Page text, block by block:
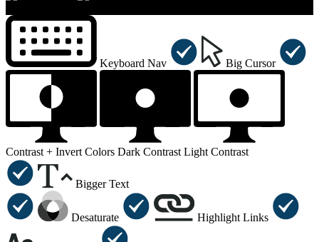
Keyboard Nav Big Cursor
Contrast + Invert Colors Dark Contrast Light Contrast
Bigger Text
Desaturate Highlight Links